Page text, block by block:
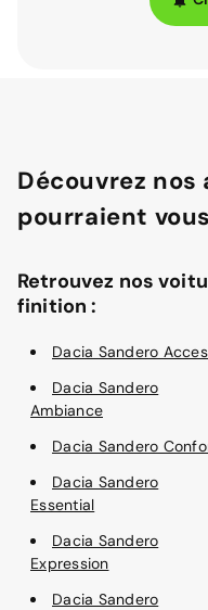
Découvrez
pourraient
Retrouvez nos
finition :
Dacia Sandero
Dacia Sandero
Ambiance
Dacia Sandero
Dacia Sandero
Essential
Dacia Sandero
Expression
Dacia Sandero